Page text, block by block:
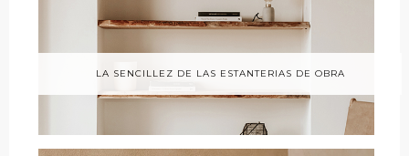
LA SENCILLEZ DE LAS ESTANTERIAS DE OBRA